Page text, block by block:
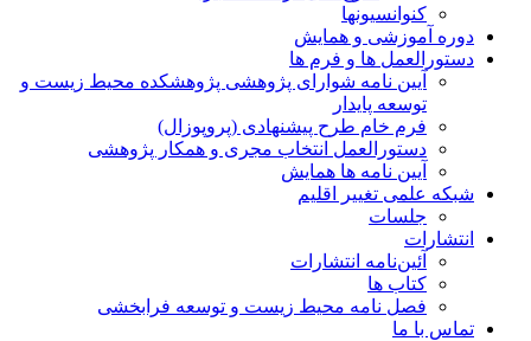
کنوانسیونها
دوره آموزشی و همایش
دستورالعمل ها و فرم ها
آیین نامه شوارای پژوهشی پژوهشکده محیط زیست و
توسعه پایدار
فرم خام طرح پیشنهادی (پروپوزال)
دستورالعمل انتخاب مجری و همکار پژوهشی
آیین نامه ها همایش
شبکه علمی تغییر اقلیم
جلسات
انتشارات
آئین‌نامه انتشارات
کتاب ها
فصل نامه محیط زیست و توسعه فرابخشی
تماس با ما